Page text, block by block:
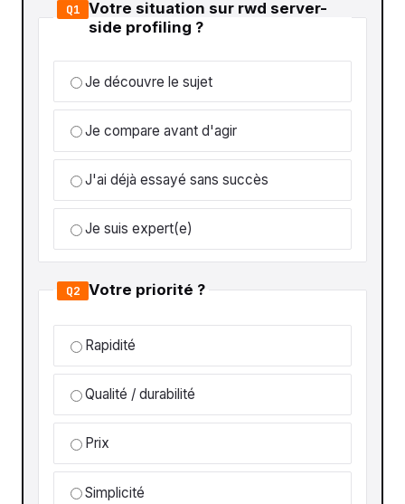
Q1 Votre situation sur rwd server-
side profiling ?
Je découvre le sujet
Je compare avant d'agir
J'ai déjà essayé sans succès
Je suis expert(e)
Q2 Votre priorité ?
Rapidité
Qualité / durabilité
Prix
Simplicité